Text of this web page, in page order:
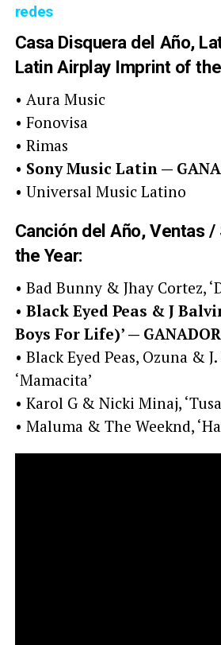
redes
Casa Disquera del Año,
Latin Airplay Imprint of
• Aura Music
• Fonovisa
• Rimas
• Sony Music Latin —
• Universal Music Latino
Canción del Año, Ventas
the Year:
• Bad Bunny & Jhay Cortez,
• Black Eyed Peas & J
Boys For Life)’ — GANADOR
• Black Eyed Peas, Ozuna &
‘Mamacita’
• Karol G & Nicki Minaj,
• Maluma & The Weeknd,